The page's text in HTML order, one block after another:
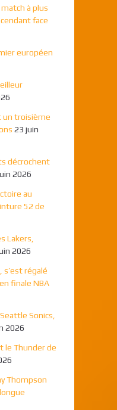
à plus
face
européen
un troisième
23 juin
décrochent
2026
au
52 de
Lakers,
2026
s’est régalé
finale NBA
Sonics,
2026
le Thunder de
Thompson